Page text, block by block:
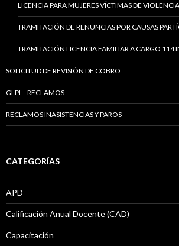
LICENCIA PARA MUJERES VÍCTIMAS DE
TRAMITACIÓN DE RENUNCIAS POR CAUSAS
TRAMITACIÓN LICENCIA FAMILIAR A CARGO 114
SOLICITUD DE REVISIÓN DE COBRO
GLPI – RECLAMOS
RECLAMOS INASISTENCIAS Y PAROS
CATEGORÍAS
APD
Calificación Anual Docente (CAD)
Capacitación